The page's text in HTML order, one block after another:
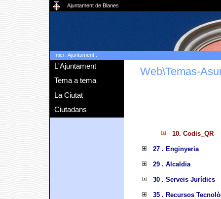
Ajuntament de Blanes
Inici: Ajuntament:
L'Ajuntament
Tema a tema
La Ciutat
Ciutadans
Web\Temas-
10. Codis_QR
27 . Enginyeria
29 . Alcaldia
30 . Serveis Jurídics
35 . Recursos